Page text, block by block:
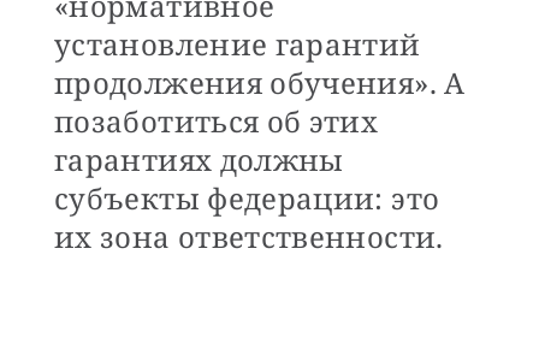
установление гарантий
продолжения обучения». А
позаботиться об этих
гарантиях должны
субъекты федерации: это
их зона ответственности.